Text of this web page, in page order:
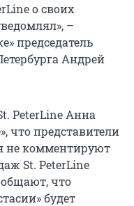
о своих
–
председатель
Андрей
PeterLine Анна
что представители
не комментируют
St. PeterLine
что
будет